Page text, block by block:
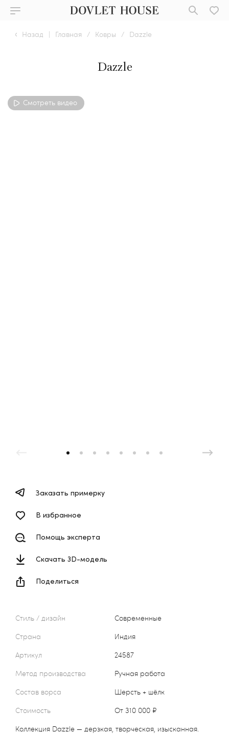
Назад | Главная / Ковры / Dazzle
Dazzle
Смотреть видео
Стиль / дизайн
Современные
Страна
Индия
Артикул
24587
Метод производства
Ручная работа
Состав ворса
Шерсть + шёлк
Стоимость
от 310 000 ₽
Коллекция Dazzle — дерзкая, творческая, изысканная.
Заказать примерку
В избранное
Помощь эксперта
Скачать 3D-модель
Поделиться